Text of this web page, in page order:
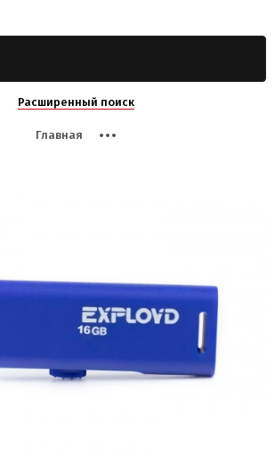
Расширенный поиск
Главная